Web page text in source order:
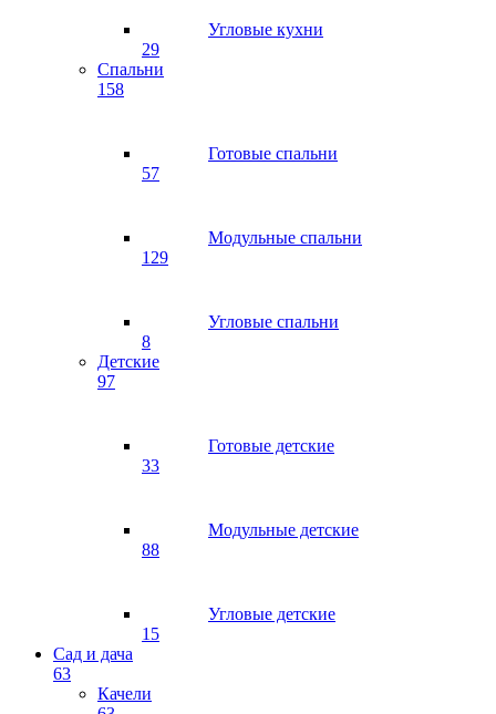
Угловые кухни
29
Спальни
158
Готовые спальни
57
Модульные спальни
129
Угловые спальни
8
Детские
97
Готовые детские
33
Модульные детские
88
Угловые детские
15
Сад и дача
63
Качели